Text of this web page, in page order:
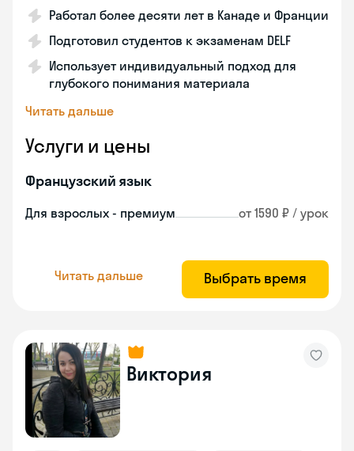
Работал более десяти лет в Канаде и Франции
Подготовил студентов к экзаменам DELF
Использует индивидуальный подход для
глубокого понимания материала
Читать дальше
Услуги и цены
Французский язык
Для взрослых - премиум от 1590 ₽ / урок
Читать дальше Выбрать время
Виктория